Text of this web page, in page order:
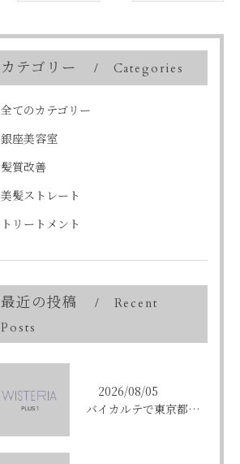
カテゴリー Categories
全てのカテゴリー
銀座美容室
髪質改善
美髪ストレート
トリートメント
最近の投稿
Recent
Posts
2026/08/05
バイカルテで東京都中央区銀座のエイジングケア悩みを解決する方法と正規品選びのポイント